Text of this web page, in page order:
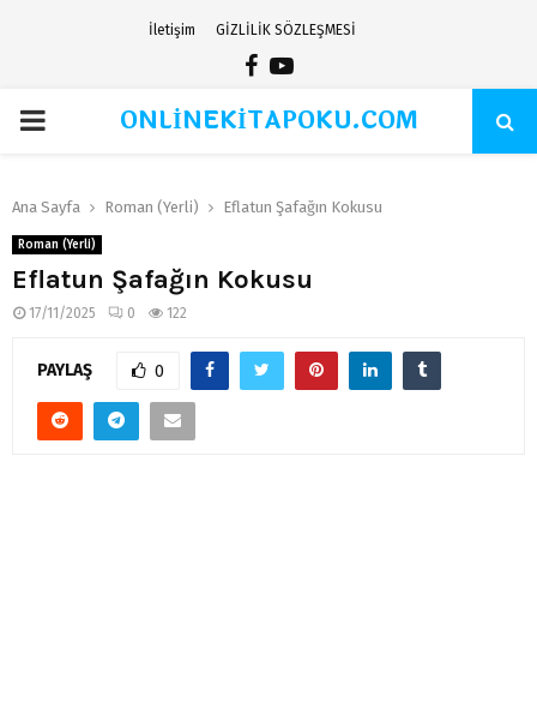
İletişim GİZLİLİK SÖZLEŞMESİ
Facebook
Youtube
PRIMARYONLİNEKİTAPOKU.COM
Ana Sayfa Roman (Yerli) Eflatun Şafağın Kokusu
Roman (Yerli)
Eflatun Şafağın Kokusu
17/11/2025 0 122
PAYLAŞ 0